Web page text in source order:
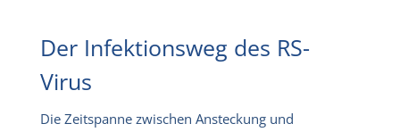
Der Infektionsweg des RS-
Virus
Die Zeitspanne zwischen Ansteckung und